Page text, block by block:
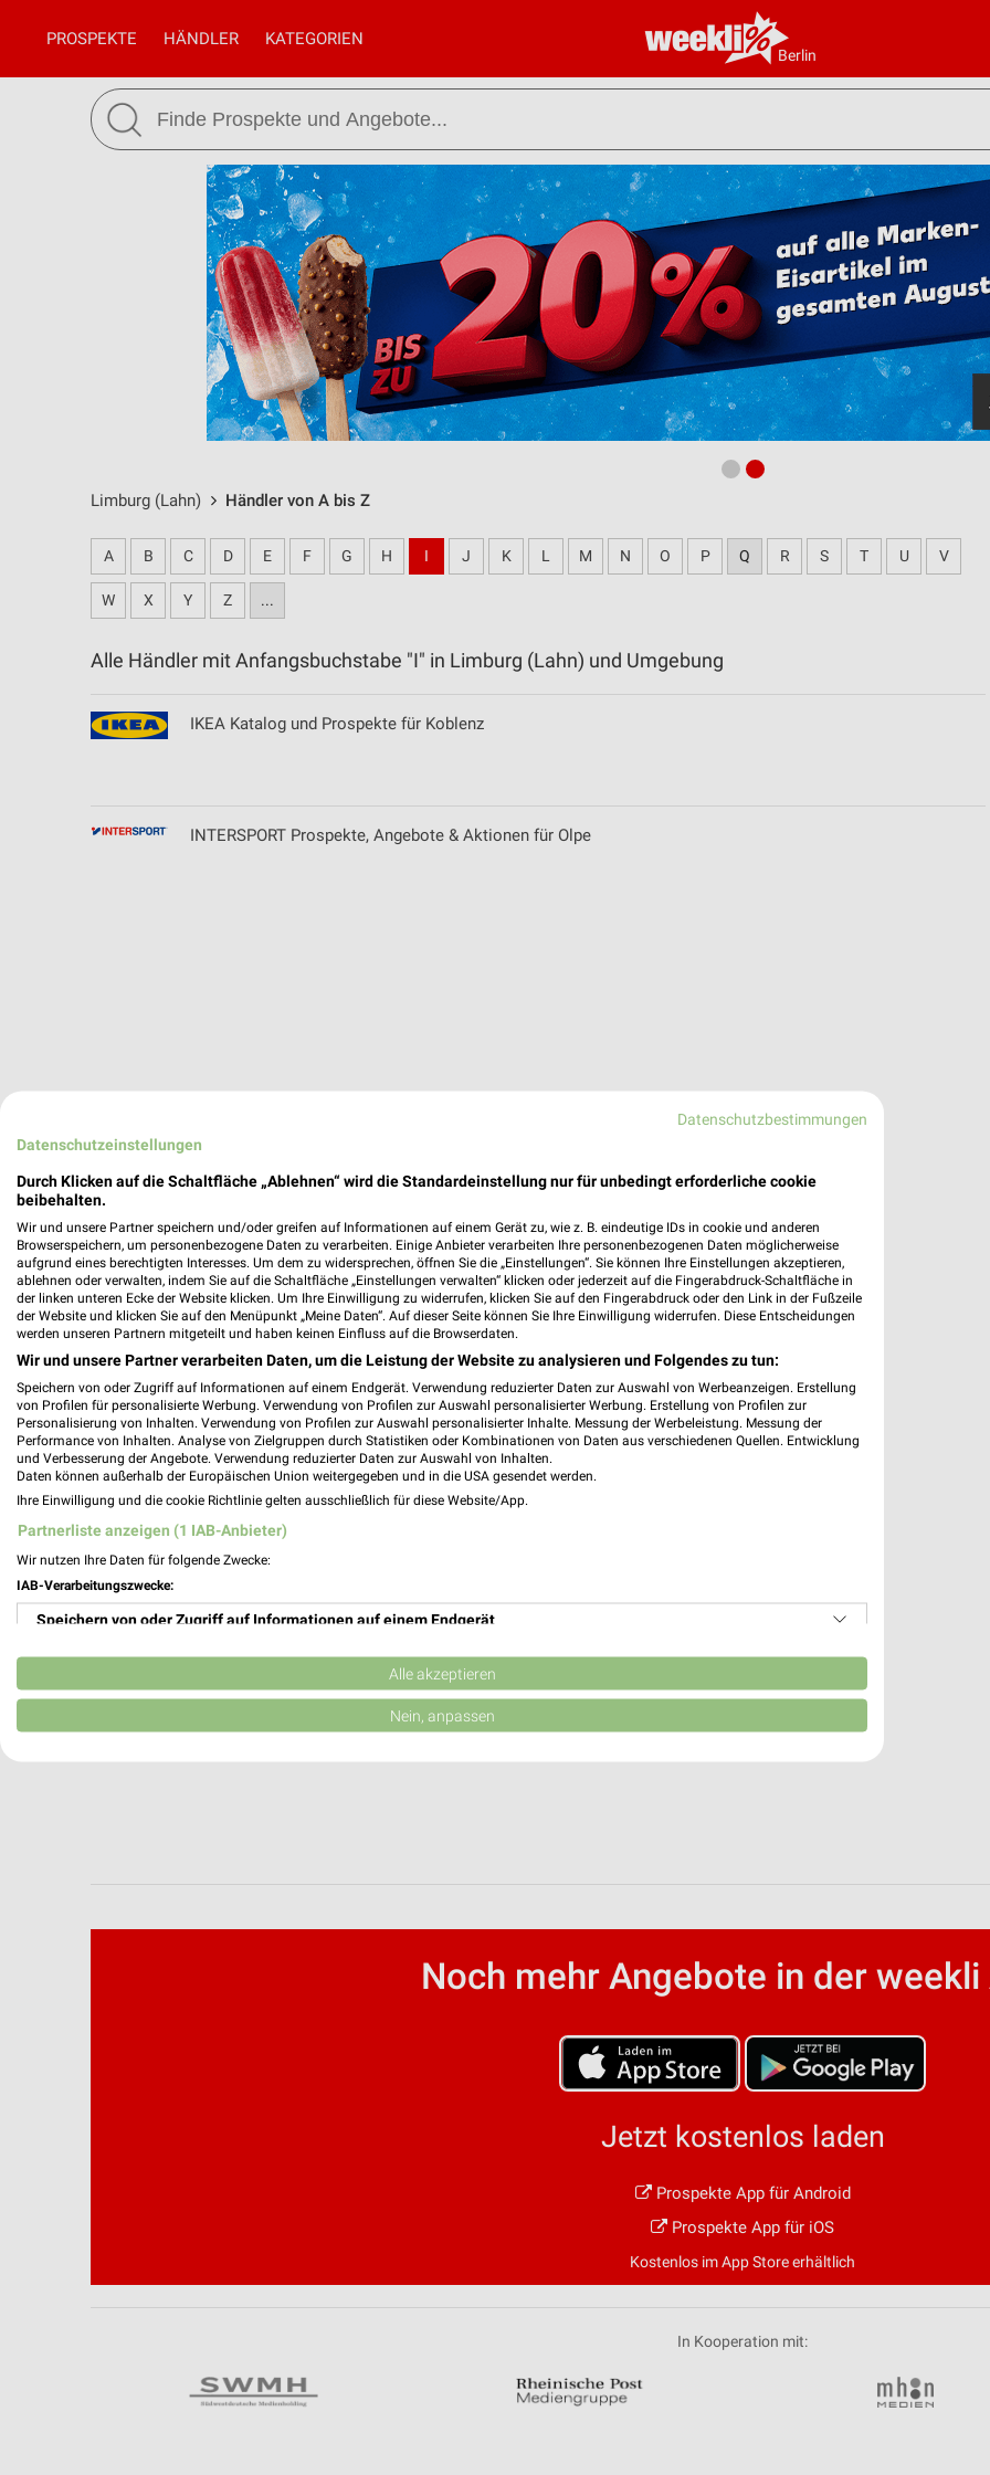
Berlin
PROSPEKTE HÄNDLER KATEGORIEN
Limburg (Lahn) Händler von A bis Z
A B C D E F G H I J K L M N O P Q R S T U V
W X Y Z ...
Alle Händler mit Anfangsbuchstabe "I" in Limburg (Lahn) und Umgebung
IKEA Katalog und Prospekte für Koblenz
INTERSPORT Prospekte, Angebote & Aktionen für Olpe
Noch mehr Angebote in der weekli
Jetzt kostenlos laden
Prospekte App für Android
Prospekte App für iOS
Kostenlos im App Store erhältlich
In Kooperation mit:
Datenschutzbestimmungen
Datenschutzeinstellungen
Durch Klicken auf die Schaltfläche „Ablehnen“ wird die Standardeinstellung nur für unbedingt erforderliche cookie
beibehalten.
Wir und unsere Partner speichern und/oder greifen auf Informationen auf einem Gerät zu, wie z. B. eindeutige IDs in cookie und anderen
Browserspeichern, um personenbezogene Daten zu verarbeiten. Einige Anbieter verarbeiten Ihre personenbezogenen Daten möglicherweise
aufgrund eines berechtigten Interesses. Um dem zu widersprechen, öffnen Sie die „Einstellungen“. Sie können Ihre Einstellungen akzeptieren,
ablehnen oder verwalten, indem Sie auf die Schaltfläche „Einstellungen verwalten“ klicken oder jederzeit auf die Fingerabdruck-Schaltfläche in
der linken unteren Ecke der Website klicken. Um Ihre Einwilligung zu widerrufen, klicken Sie auf den Fingerabdruck oder den Link in der Fußzeile
der Website und klicken Sie auf den Menüpunkt „Meine Daten“. Auf dieser Seite können Sie Ihre Einwilligung widerrufen. Diese Entscheidungen
werden unseren Partnern mitgeteilt und haben keinen Einfluss auf die Browserdaten.
Wir und unsere Partner verarbeiten Daten, um die Leistung der Website zu analysieren und Folgendes zu tun:
Speichern von oder Zugriff auf Informationen auf einem Endgerät. Verwendung reduzierter Daten zur Auswahl von Werbeanzeigen. Erstellung
von Profilen für personalisierte Werbung. Verwendung von Profilen zur Auswahl personalisierter Werbung. Erstellung von Profilen zur
Personalisierung von Inhalten. Verwendung von Profilen zur Auswahl personalisierter Inhalte. Messung der Werbeleistung. Messung der
Performance von Inhalten. Analyse von Zielgruppen durch Statistiken oder Kombinationen von Daten aus verschiedenen Quellen. Entwicklung
und Verbesserung der Angebote. Verwendung reduzierter Daten zur Auswahl von Inhalten.
Daten können außerhalb der Europäischen Union weitergegeben und in die USA gesendet werden.
Ihre Einwilligung und die cookie Richtlinie gelten ausschließlich für diese Website/App.
Partnerliste anzeigen (1 IAB-Anbieter)
Wir nutzen Ihre Daten für folgende Zwecke:
IAB-Verarbeitungszwecke:
Speichern von oder Zugriff auf Informationen auf einem Endgerät
Verwendung reduzierter Daten zur Auswahl von Werbeanzeigen
Erstellung von Profilen für personalisierte Werbung
Analyse von Zielgruppen durch Statistiken oder Kombinationen von Daten aus verschiedenen
Alle akzeptieren
Nein, anpassen